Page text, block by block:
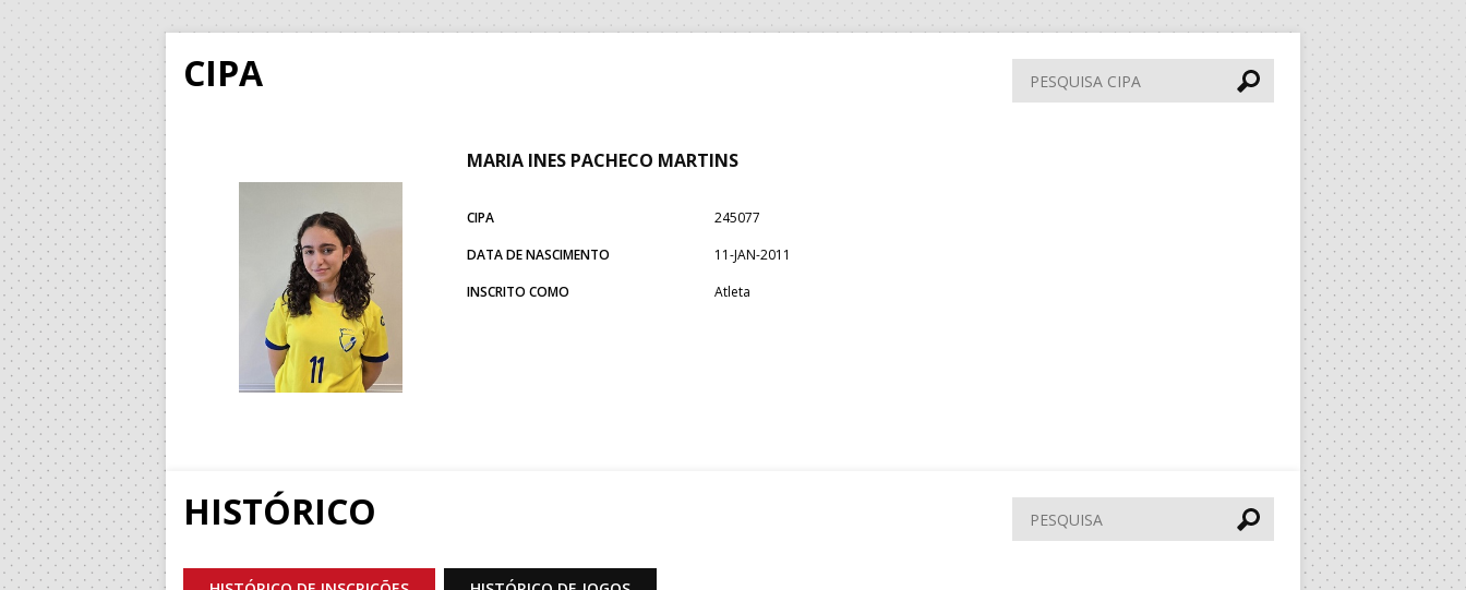
CIPA
Pesquisa
CIPA
MARIA INES PACHECO MARTINS
CIPA
245077
DATA DE NASCIMENTO
11-JAN-2011
INSCRITO COMO
Atleta
HISTÓRICO Pesquisar